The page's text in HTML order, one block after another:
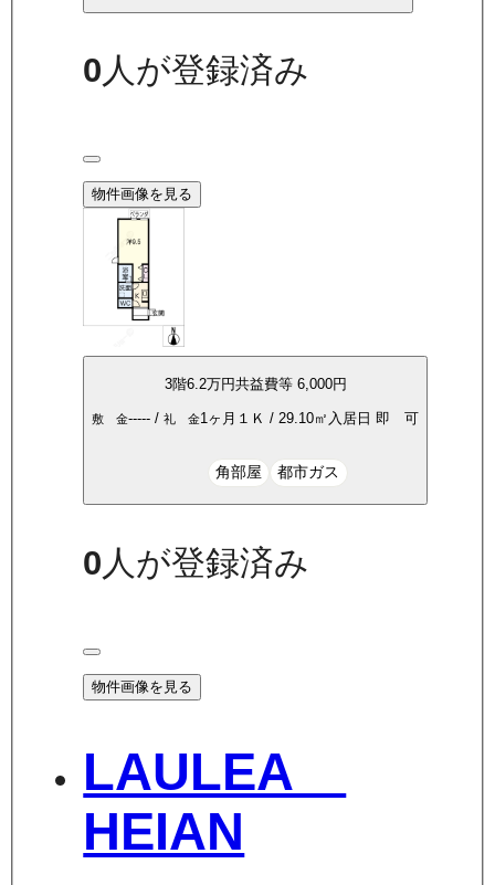
0人が登録済み
物件画像を見る
3階6.2万円共益費等 6,000円
敷 金----- /礼 金1ヶ月 １Ｋ / 29.10㎡ 入居日 即 可
角部屋 都市ガス
0 人が登録済み
物件画像を見る
LAULEA
HEIAN